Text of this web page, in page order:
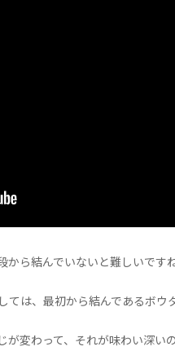
ら結んでいないと難しいですね
ては、最初から結んであるボウ
変わって、それが味わい深いの